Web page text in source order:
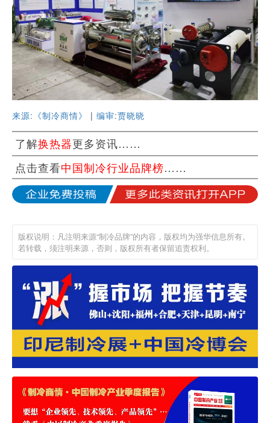
来源:《制冷商情》 | 编审:贾晓晓
了解换热器更多资讯……
点击查看中国制冷行业品牌榜……
版权说明：凡注明来源“制冷品牌”的内容，版权均为强华信息所有。
若转载，须注明来源，否则，版权所有者保留追责权利。